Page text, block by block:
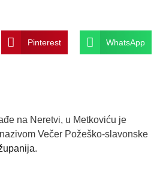
Pinterest WhatsApp
na Neretvi, u Metkoviću je
Večer Požeško-slavonske
.